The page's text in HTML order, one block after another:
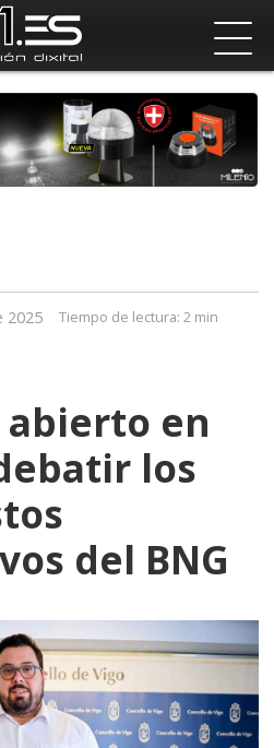
2025 Tiempo de lectura: 2 min
en
los
del BNG